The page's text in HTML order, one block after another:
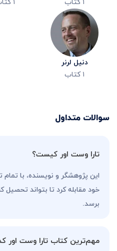
۱ کتاب
۱
دنیل لرنر
۱ کتاب
سوالات متداول
تارا وست اور کیست؟
این پژوهشگر و نویسنده، با
خود مقابله کرد تا بتواند
برسد.
مهم‌ترین کتاب تارا وست اور